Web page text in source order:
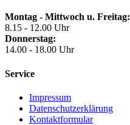
Montag - Mittwoch u. Freitag:
8.15 - 12.00 Uhr
Donnerstag:
14.00 - 18.00 Uhr
Service
Impressum
Datenschutzerklärung
Kontaktformular